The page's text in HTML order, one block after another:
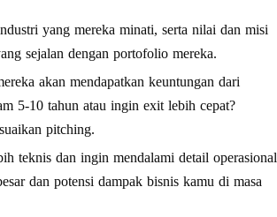
yang mereka minati, serta nilai dan misi
sejalan dengan portofolio mereka.
akan mendapatkan keuntungan dari
5-10 tahun atau ingin exit lebih cepat?
pitching.
teknis dan ingin mendalami detail operasional
dan potensi dampak bisnis kamu di masa